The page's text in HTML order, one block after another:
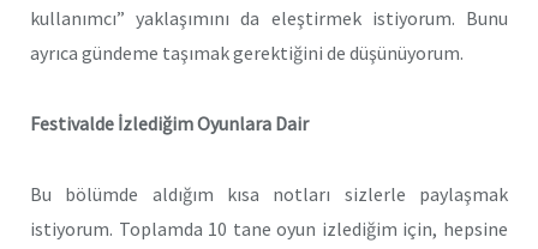
kullanımcı” yaklaşımını da eleştirmek istiyorum. Bunu
ayrıca gündeme taşımak gerektiğini de düşünüyorum.
Festivalde İzlediğim Oyunlara Dair
Bu bölümde aldığım kısa notları sizlerle paylaşmak
istiyorum. Toplamda 10 tane oyun izlediğim için, hepsine